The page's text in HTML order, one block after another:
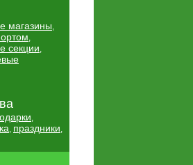
магазины,
,
секции,
,
, праздники,